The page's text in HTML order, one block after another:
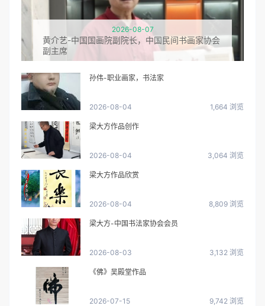
2026-08-07
黄介艺-中国国画院副院长，中国民间书画家协会
副主席
孙伟-职业画家，书法家
2026-08-04 1,664 浏览
梁大方作品创作
2026-08-04 3,064 浏览
梁大方作品欣赏
2026-08-04 8,809 浏览
梁大方-中国书法家协会会员
2026-08-03 3,132 浏览
《佛》吴殿堂作品
2026-07-15 9,742 浏览